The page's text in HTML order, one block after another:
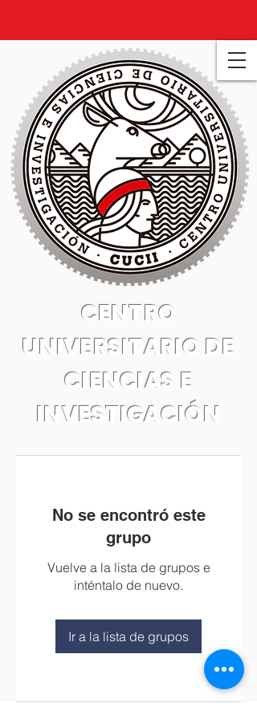
CENTRO
UNIVERSITARIO DE
CIENCIAS E
INVESTIGACIÓN
No se encontró este
grupo
Vuelve a la lista de grupos e
inténtalo de nuevo.
Ir a la lista de grupos